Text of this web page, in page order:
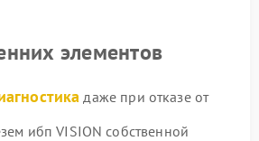
элементов
даже при отказе от
ибп VISION собственной